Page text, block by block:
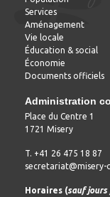
Services
Aménagement
Vie locale
Éducation & social
Économie
Documents officiels
Administration
Place du Centre 1
1721 Misery
T. +41 26 475 18 87
secretariat@misery-
Horaires (sauf jours